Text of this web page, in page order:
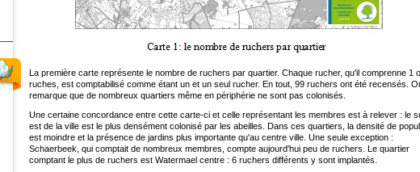
La première carte représente le nombre de ruchers par quartier. Chaque rucher, qu'il comprenne 1
ruches, est comptabilisé comme étant un et un seul rucher. En tout, 99 ruchers ont été recensés.
remarque que de nombreux quartiers même en périphérie ne sont pas colonisés.
Une certaine concordance entre cette carte-ci et celle représentant les membres est à relever : le
est de la ville est le plus densément colonisé par les abeilles. Dans ces quartiers, la densité de
est moindre et la présence de jardins plus importante qu'au centre ville. Une seule exception :
Schaerbeek, qui comptait de nombreux membres, compte aujourd'hui peu de ruchers. Le quartier
comptant le plus de ruchers est Watermael centre : 6 ruchers différents y sont implantés.